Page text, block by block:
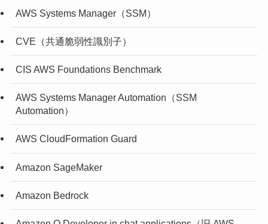
AWS Systems Manager（SSM）
CVE（共通脆弱性識別子）
CIS AWS Foundations Benchmark
AWS Systems Manager Automation（SSM
Automation）
AWS CloudFormation Guard
Amazon SageMaker
Amazon Bedrock